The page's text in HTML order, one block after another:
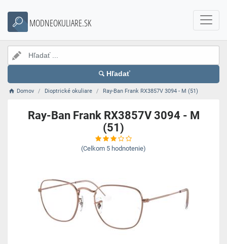
MODNEOKULIARE.SK
Hľadať
Domov Dioptrické okuliare Ray-Ban Frank RX3857V 3094 - M (51)
Ray-Ban Frank RX3857V 3094 - M
(51)
(Celkom 5 hodnotenie)